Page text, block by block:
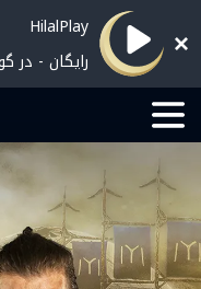
HilalPlay
رایگان - در